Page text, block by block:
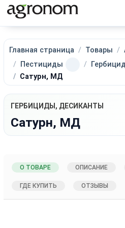
Главная страница Товары
Пестициды
Сатурн, МД
ГЕРБИЦИДЫ, ДЕСИКАНТЫ
Сатурн, МД
О ТОВАРЕ ОПИСАНИЕ
ГДЕ КУПИТЬ ОТЗЫВЫ